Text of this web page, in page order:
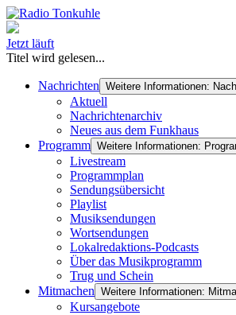
Jetzt läuft
Titel wird gelesen...
Nachrichten Weitere Informationen:
Aktuell
Nachrichtenarchiv
Neues aus dem Funkhaus
Programm Weitere Informationen:
Livestream
Programmplan
Sendungsübersicht
Playlist
Musiksendungen
Wortsendungen
Lokalredaktions-Podcasts
Über das Musikprogramm
Trug und Schein
Mitmachen Weitere Informationen:
Kursangebote